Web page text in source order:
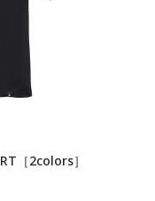
［2colors］